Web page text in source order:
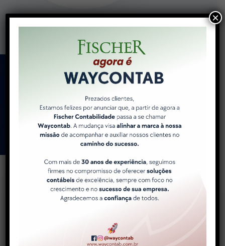
Como a WayContab pode
ajudar você e sua
empresa
×